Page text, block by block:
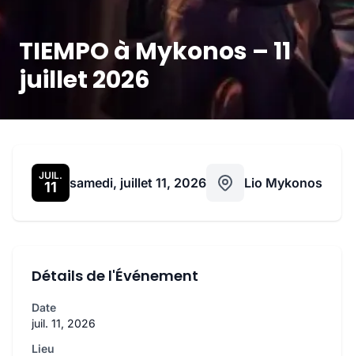
TIEMPO à Mykonos – 11
juillet 2026
JUIL.
11 samedi, juillet 11, 2026 Lio Mykonos
Détails de l'Événement
Date
juil. 11, 2026
Lieu